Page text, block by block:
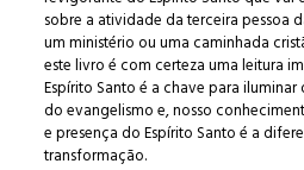
sobre a atividade da terceira pessoa
um ministério ou uma caminhada
este livro é com certeza uma leitura
Espírito Santo é a chave para
do evangelismo e, nosso
e presença do Espírito Santo é a
transformação.